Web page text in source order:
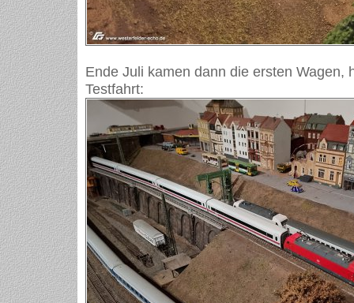
Ende Juli kamen dann die ersten Wagen,
Testfahrt: